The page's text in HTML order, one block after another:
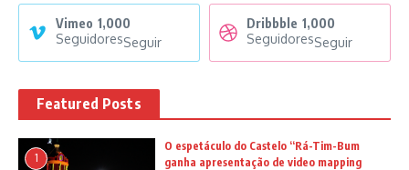
Vimeo 1,000
SeguidoresSeguir
Dribbble 1,000
SeguidoresSeguir
Featured Posts
1
O espetáculo do Castelo “Rá-Tim-Bum
ganha apresentação de video mapping